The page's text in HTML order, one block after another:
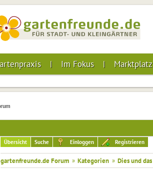
Im Fokus Marktplatz
Übersicht Suche Einloggen Registrieren
gartenfreunde.de Forum » Kategorien » Dies und das